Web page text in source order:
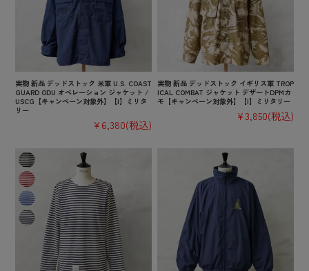
実物 新品 デッドストック 米軍 U.S. COAST
GUARD ODU オペレーション ジャケット /
USCG【キャンペーン対象外】【I】ミリタ
リー
¥6,380(税込)
実物 新品 デッドストック イギリス軍 TROP
ICAL COMBAT ジャケット デザートDPMカ
モ【キャンペーン対象外】【I】ミリタリー
¥3,850(税込)